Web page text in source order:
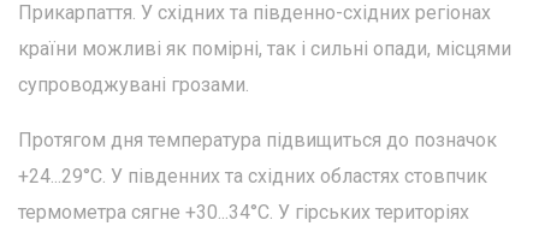
Прикарпаття. У східних та південно-східних регіонах
країни можливі як помірні, так і сильні опади, місцями
супроводжувані грозами.
Протягом дня температура підвищиться до позначок
+24...29°C. У південних та східних областях стовпчик
термометра сягне +30...34°C. У гірських територіях